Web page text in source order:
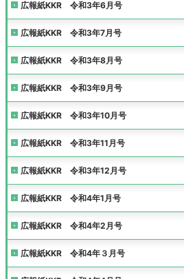
広報紙KKR 令和3年6月号
広報紙KKR 令和3年7月号
広報紙KKR 令和3年8月号
広報紙KKR 令和3年9月号
広報紙KKR 令和3年10月号
広報紙KKR 令和3年11月号
広報紙KKR 令和3年12月号
広報紙KKR 令和4年1月号
広報紙KKR 令和4年2月号
広報紙KKR 令和4年３月号